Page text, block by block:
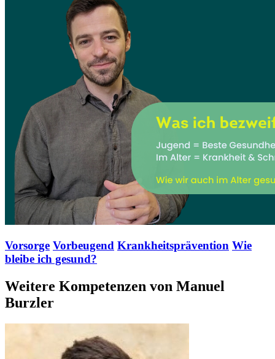
Vorsorge Vorbeugend Krankheitsprävention Wie
bleibe ich gesund?
Weitere Kompetenzen von Manuel
Burzler